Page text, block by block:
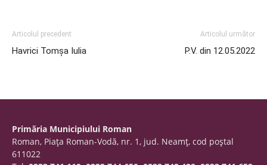
Articolul precedent
Havrici Tomșa Iulia
Articolul următor
P.V. din 12.05.2022
Primăria Municipiului Roman
Roman, Piaţa Roman-Vodă, nr. 1, jud. Neamţ, cod poştal
611022